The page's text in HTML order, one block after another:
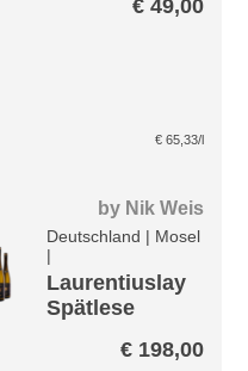
€ 49,00
€ 65,33/l
by Nik Weis
Deutschland | Mosel
|
Laurentiuslay
Spätlese
Große Lage
€ 198,00